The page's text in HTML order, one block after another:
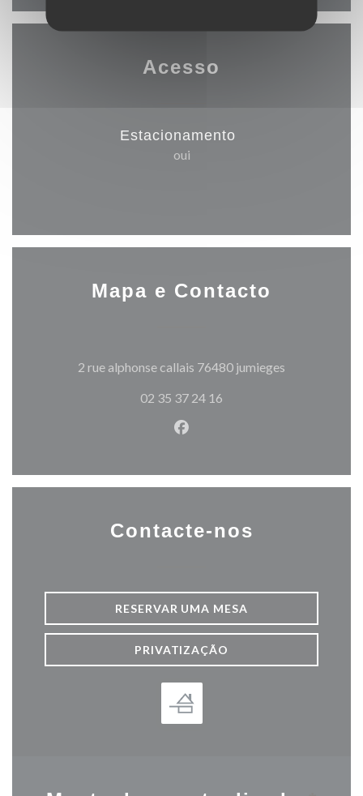
Acesso
Estacionamento
oui
Mapa e Contacto
2 rue alphonse callais 76480 jumieges
02 35 37 24 16
Facebook ((abre numa nova
Contacte-nos
RESERVAR UMA MESA
PRIVATIZAÇÃO